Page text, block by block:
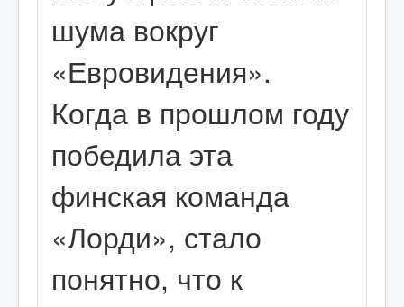
шума вокруг
«Евровидения».
Когда в прошлом году
победила эта
финская команда
«Лорди», стало
понятно, что к